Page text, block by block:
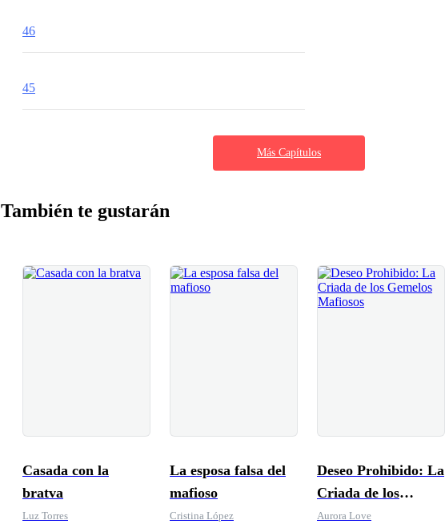
46
45
Más Capítulos
También te gustarán
Casada con la
bratva
Luz Torres
La esposa falsa del
mafioso
Cristina López
Deseo Prohibido: La
Criada de los
Gemelos Mafiosos
Aurora Love